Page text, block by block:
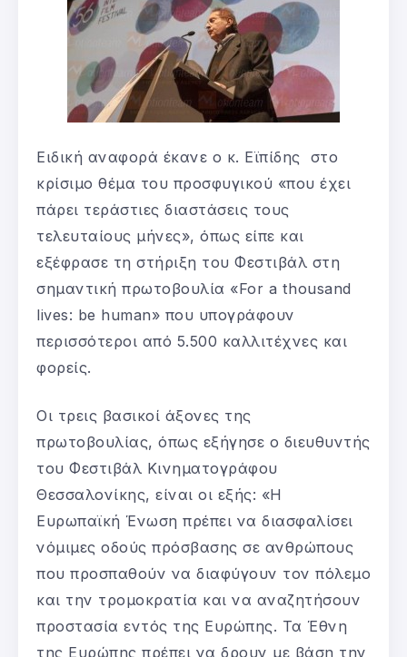
Ειδική αναφορά έκανε ο κ. Εϊπίδης στο
κρίσιμο θέμα του προσφυγικού «που έχει
πάρει τεράστιες διαστάσεις τους
τελευταίους μήνες», όπως είπε και
εξέφρασε τη στήριξη του Φεστιβάλ στη
σημαντική πρωτοβουλία «For a thousand
lives: be human» που υπογράφουν
περισσότεροι από 5.500 καλλιτέχνες και
φορείς.
Οι τρεις βασικοί άξονες της
πρωτοβουλίας, όπως εξήγησε ο διευθυντής
του Φεστιβάλ Κινηματογράφου
Θεσσαλονίκης, είναι οι εξής: «Η
Ευρωπαϊκή Ένωση πρέπει να διασφαλίσει
νόμιμες οδούς πρόσβασης σε ανθρώπους
που προσπαθούν να διαφύγουν τον πόλεμο
και την τρομοκρατία και να αναζητήσουν
προστασία εντός της Ευρώπης. Τα Έθνη
της Ευρώπης πρέπει να δρουν με βάση την